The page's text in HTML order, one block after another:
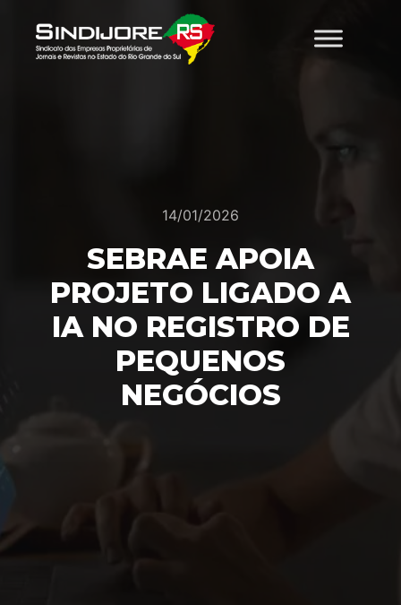
14/01/2026
SEBRAE APOIA
PROJETO LIGADO A
IA NO REGISTRO DE
PEQUENOS
NEGÓCIOS